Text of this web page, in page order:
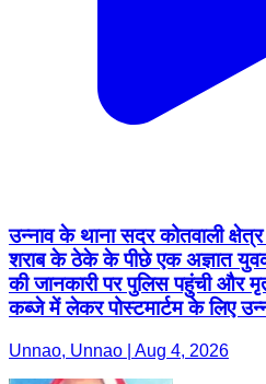
उन्नाव के थाना सदर कोतवाली
शराब के ठेके के पीछे एक अज्ञात
की जानकारी पर पुलिस पहुंची और
कब्जे में लेकर पोस्टमार्टम के लिए
Unnao, Unnao | Aug 4, 2026